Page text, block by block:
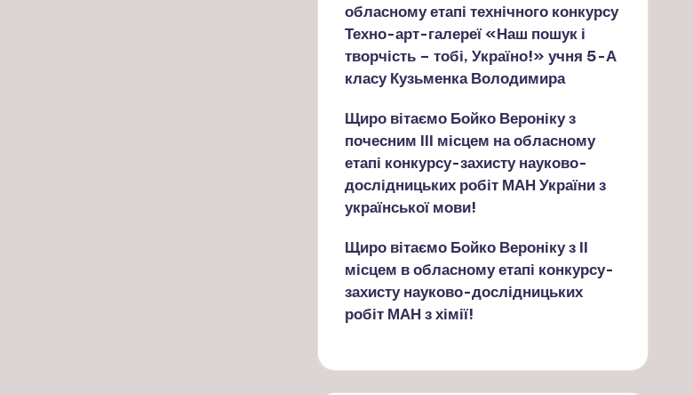
обласному етапі технічного конкурсу
Техно-арт-галереї «Наш пошук і
творчість – тобі, Україно!» учня 5-А
класу Кузьменка Володимира
Щиро вітаємо Бойко Вероніку з
почесним ІІІ місцем на обласному
етапі конкурсу-захисту науково-
дослідницьких робіт МАН України з
української мови!
Щиро вітаємо Бойко Вероніку з ІІ
місцем в обласному етапі конкурсу-
захисту науково-дослідницьких
робіт МАН з хімії!